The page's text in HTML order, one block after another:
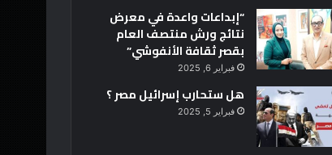
“إبداعات واعدة في معرض
نتائج ورش منتصف العام
بقصر ثقافة الأنفوشي”
فبراير 6, 2025
هل ستحارب إسرائيل مصر ؟
فبراير 5, 2025